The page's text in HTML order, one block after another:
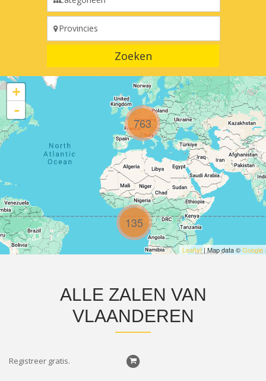
Zoeken
135
763
+
-
Leaflet| Map data ©Google
ALLE ZALEN VAN
VLAANDEREN
Registreer gratis.